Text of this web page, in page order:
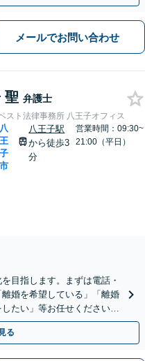
メールでお問い合わせ
聖 弁護士
スト法律事務所 八王子オフィス
八
王
子
市
八王子駅
から徒歩3
分
営業時間：09:30~
21:00（平日）
目指します。まずは電話・
婚を希望している」「離婚
たい」等お任せください。
る